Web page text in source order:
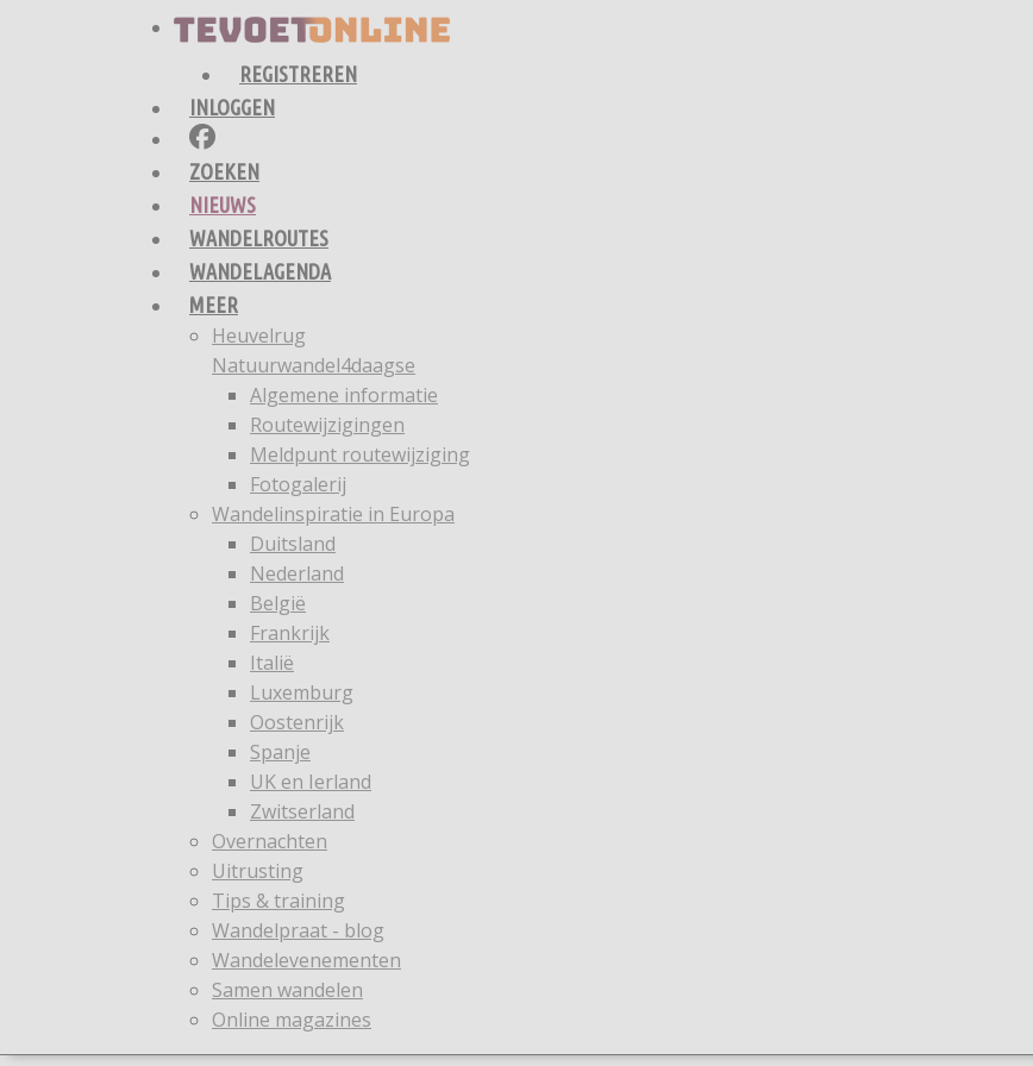
REGISTREREN
INLOGGEN
ZOEKEN
NIEUWS
WANDELROUTES
WANDELAGENDA
MEER
Heuvelrug
Natuurwandel4daagse
Algemene informatie
Routewijzigingen
Meldpunt routewijziging
Fotogalerij
Wandelinspiratie in Europa
Duitsland
Nederland
België
Frankrijk
Italië
Luxemburg
Oostenrijk
Spanje
UK en Ierland
Zwitserland
Overnachten
Uitrusting
Tips & training
Wandelpraat - blog
Wandelevenementen
Samen wandelen
Online magazines